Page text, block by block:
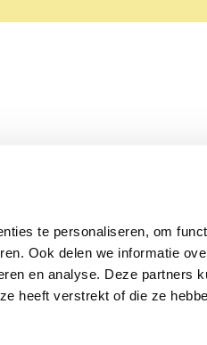
te personaliseren, om
Ook delen we informatie
en analyse. Deze partners
heeft verstrekt of die ze